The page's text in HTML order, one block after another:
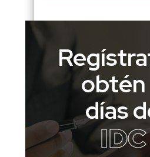
obtén
días
IDC